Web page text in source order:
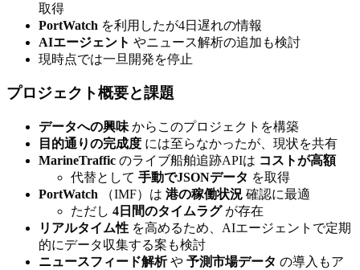
取得
PortWatch を利用したが4日遅れの情報
AIエージェント やニュース解析の追加も検討
現時点では一旦開発を停止
プロジェクト概要と課題
データへの興味 からこのプロジェクトを構築
目的通りの完成度 には至らなかったが、現状を共有
MarineTraffic のライブ船舶追跡APIは コストが高額
代替として 手動でJSONデータ を取得
PortWatch （IMF）は 港の稼働状況 確認に最適
ただし 4日間のタイムラグが存在
リアルタイム性 を高めるため、AIエージェントで定期
的にデータ収集する案も検討
ニュースフィード解析や 予測市場データ の導入もア